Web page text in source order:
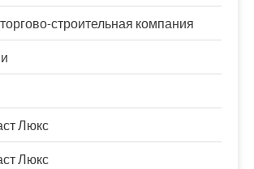
строительная компания
Люкс
Люкс